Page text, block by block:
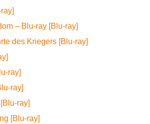
– Blu-ray [Blu-ray]
des Kriegers [Blu-ray]
ray]
ray]
ray]
[Blu-ray]